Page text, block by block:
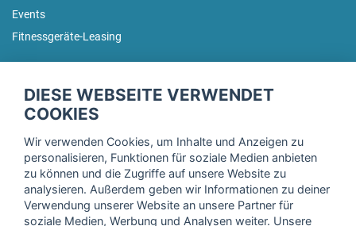
Events
Fitnessgeräte-Leasing
Trage dich hier für unseren Newsletter ein und erhalte regelmäßig
Ich stimme der Verarbeitung meiner Daten, wie in der
Einwilligungserklärungder fitnessmarkt.de services GmbH
DIESE WEBSEITE VERWENDET
COOKIES
Wir verwenden Cookies, um Inhalte und Anzeigen zu
personalisieren, Funktionen für soziale Medien anbieten
zu können und die Zugriffe auf unsere Website zu
analysieren. Außerdem geben wir Informationen zu deiner
Verwendung unserer Website an unsere Partner für
soziale Medien, Werbung und Analysen weiter. Unsere